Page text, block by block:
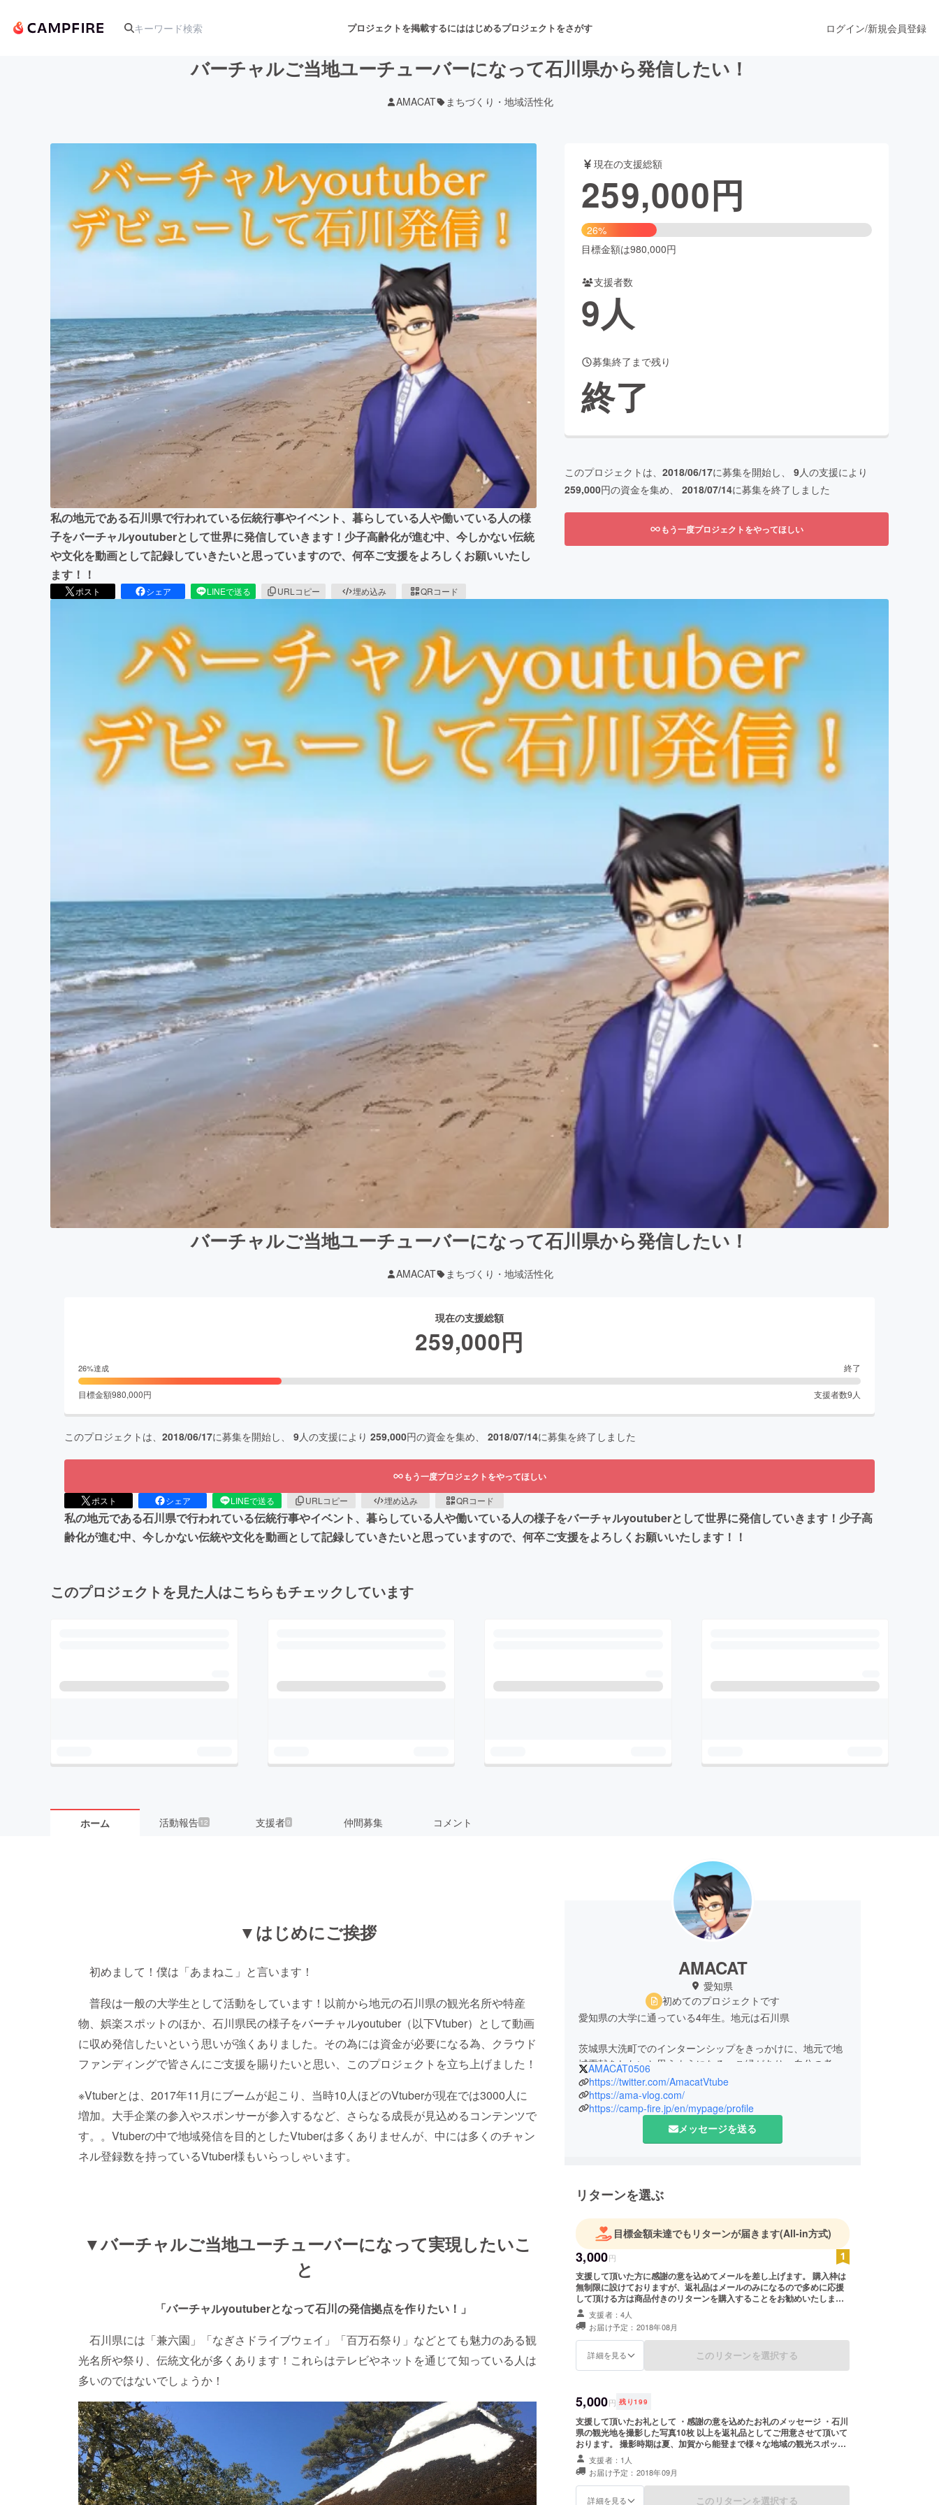
プロジェクトを掲載するにははじめるプロジェクトをさがす
アート・写真 音楽 舞台・パフォーマンス
テクノロジー・ガジェット ゲーム・サービス開発 フード・飲食店 ファッション
映像・映画 書籍・雑誌出版
ビューティー・ヘルスケア
まちづくり・地域活性化
CAMPFIRE for Social Good
CAMPFIRE Creation
CAMPFIREふるさと納税machi-ya コミュニティ
ログイン/新規会員登録
バーチャルご当地ユーチューバーになって石川県から発信したい！
AMACAT まちづくり・地域活性化
私の地元である石川県で行われている伝統行事やイベント、暮らしている人や働いている人の様
子をバーチャルyoutuberとして世界に発信していきます！少子高齢化が進む中、今しかない伝統
や文化を動画として記録していきたいと思っていますので、何卒ご支援をよろしくお願いいたし
ます！！
ポスト シェア LINEで送る URLコピー 埋め込み QRコード
現在の支援総額
259,000円
26%
目標金額は980,000円
支援者数
9人
募集終了まで残り
終了
このプロジェクトは、 2018/06/17に募集を開始し、 9人の支援により
259,000円の資金を集め、 2018/07/14に募集を終了しました
もう一度プロジェクトをやってほしい
バーチャルご当地ユーチューバーになって石川県から発信したい！
AMACAT まちづくり・地域活性化
現在の支援総額
259,000円
26%達成 終了
目標金額980,000円 支援者数9 人
このプロジェクトは、 2018/06/17に募集を開始し、 9人の支援により 259,000円の資金を集め、 2018/07/14に募集を終了しました
もう一度プロジェクトをやってほしい
ポスト シェア LINEで送る URLコピー 埋め込み QRコード
私の地元である石川県で行われている伝統行事やイベント、暮らしている人や働いている人の様子をバーチャルyoutuberとして世界に発信していきます！少子高
齢化が進む中、今しかない伝統や文化を動画として記録していきたいと思っていますので、何卒ご支援をよろしくお願いいたします！！
このプロジェクトを見た人はこちらもチェックしています
ホーム 活動報告 12 支援者9 仲間募集 コメント
▼はじめにご挨拶
初めまして！僕は「あまねこ」と言います！
普段は一般の大学生として活動をしています！以前から地元の石川県の観光名所や特産
物、娯楽スポットのほか、石川県民の様子をバーチャルyoutuber（以下Vtuber）として動画
に収め発信したいという思いが強くありました。その為には資金が必要になる為、クラウド
ファンディングで皆さんにご支援を賜りたいと思い、このプロジェクトを立ち上げました！
※Vtuberとは、2017年11月にブームが起こり、当時10人ほどのVtuberが現在では3000人に
増加。大手企業の参入やスポンサーが参入するなど、さらなる成長が見込めるコンテンツで
す。。Vtuberの中で地域発信を目的としたVtuberは多くありませんが、中には多くのチャン
ネル登録数を持っているVtuber様もいらっしゃいます。
▼バーチャルご当地ユーチューバーになって実現したいこ
と
「バーチャルyoutuberとなって石川の発信拠点を作りたい！」
石川県には「兼六園」「なぎさドライブウェイ」「百万石祭り」などとても魅力のある観
光名所や祭り、伝統文化が多くあります！これらはテレビやネットを通じて知っている人は
多いのではないでしょうか！
AMACAT
愛知県
初めてのプロジェクトです
愛知県の大学に通っている4年生。地元は石川県
茨城県大洗町でのインターンシップをきっかけに、地元で地
域貢献をしたいと思うようになる。ご縁があり、自分の考え
とマッチングした企業から内定を頂く。
ある日バーチャルyoutuberの存在を知る。自分もバーチャル
youtuberとなって地元のイベントや人々の暮らしなどを世界
に発信していきたいと考えるようになり、今回のプロジェク
AMACAT0506
https://twitter.com/AmacatVtube
https://ama-vlog.com/
https://camp-fire.jp/en/mypage/profile
メッセージを送る
リターンを選ぶ
目標金額未達でもリターンが届きます(All-in方式)
3,000円
支援して頂いた方に感謝の意を込めてメールを差し上げます。 購入枠は
無制限に設けておりますが、返礼品はメールのみになるので多めに応援
して頂ける方は商品付きのリターンを購入することをお勧めいたしま
す。支援者：4人
お届け予定：2018年08月
詳細を見る このリターンを選択する
5,000円 残り199
支援して頂いたお礼として ・感謝の意を込めたお礼のメッセージ ・石川
県の観光地を撮影した写真10枚 以上を返礼品としてご用意させて頂いて
おります。 撮影時期は夏、加賀から能登まで様々な地域の観光スポット
で撮影し、選りすぐりの写真５枚を撮って参ります。
支援者：1人
お届け予定：2018年09月
詳細を見る このリターンを選択する